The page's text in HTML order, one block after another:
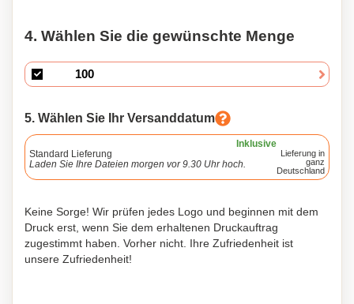
4. Wählen Sie die gewünschte Menge
5. Wählen Sie Ihr Versanddatum
Inklusive
Standard Lieferung
Laden Sie Ihre Dateien morgen vor 9.30 Uhr hoch.
Lieferung in
ganz
Deutschland
Keine Sorge! Wir prüfen jedes Logo und beginnen mit dem
Druck erst, wenn Sie dem erhaltenen Druckauftrag
zugestimmt haben. Vorher nicht. Ihre Zufriedenheit ist
unsere Zufriedenheit!